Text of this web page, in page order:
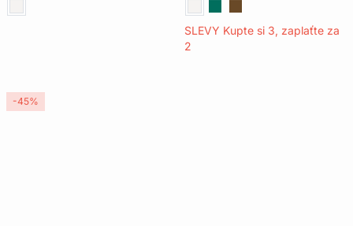
SLEVY Kupte si 3, zaplaťte za
2
-45%